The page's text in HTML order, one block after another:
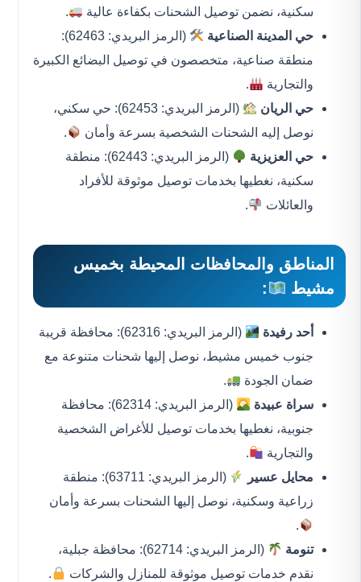
سكنية، نضمن توصيل الشحنات بكفاءة عالية
.
حي المدينة الصناعية
(الرمز البريدي: 62463):
منطقة صناعية، متخصصون في توصيل البضائع الكبيرة
والتجارية
.
حي الريان
(الرمز البريدي: 62453): حي سكني،
نوصل إليه الشحنات الشخصية بسرعة وأمان
.
حي العزيزية
(الرمز البريدي: 62443): منطقة
سكنية، نغطيها بخدمات توصيل موثوقة للأفراد
والعائلات
.
المناطق والمحافظات المحيطة بخميس
مشيط
:
أحد رفيدة
(الرمز البريدي: 62316): محافظة قريبة
جنوب خميس مشيط، نوصل إليها شحنات متنوعة مع
ضمان الجودة
.
سراة عبيدة
(الرمز البريدي: 62314): محافظة
جنوبية، نغطيها بخدمات توصيل للأغراض الشخصية
والتجارية
.
محايل عسير
(الرمز البريدي: 63711): منطقة
زراعية وسكنية، نوصل إليها الشحنات بسرعة وأمان
.
تنومة
(الرمز البريدي: 62714): محافظة جبلية،
نقدم خدمات توصيل موثوقة للمنازل والشركات
.